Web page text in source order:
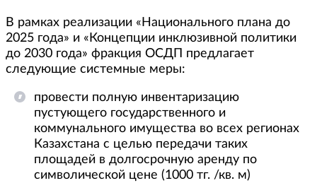
В рамках реализации «Национального плана до
2025 года» и «Концепции инклюзивной политики
до 2030 года» фракция ОСДП предлагает
следующие системные меры:
провести полную инвентаризацию
пустующего государственного и
коммунального имущества во всех регионах
Казахстана с целью передачи таких
площадей в долгосрочную аренду по
символической цене (1000 тг. /кв. м)